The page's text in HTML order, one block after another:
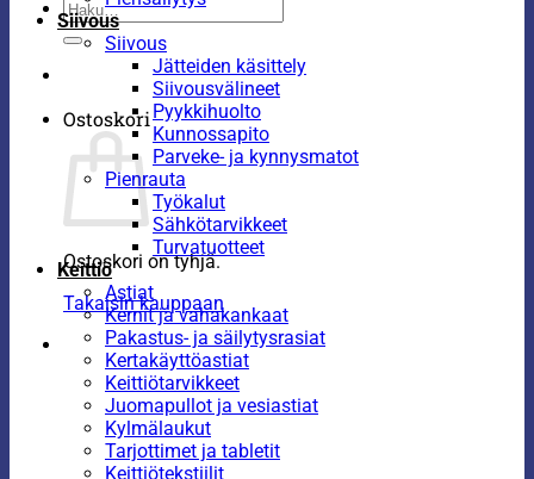
Etsi:
Ostoskori
Ostoskori on tyhjä.
Takaisin kauppaan
Siivous
Siivous
Jätteiden käsittely
Siivousvälineet
Pyykkihuolto
Kunnossapito
Parveke- ja kynnysmatot
Pienrauta
Työkalut
Sähkötarvikkeet
Turvatuotteet
Keittiö
Astiat
Kernit ja vahakankaat
Pakastus- ja säilytysrasiat
Kertakäyttöastiat
Keittiötarvikkeet
Juomapullot ja vesiastiat
Kylmälaukut
Tarjottimet ja tabletit
Keittiötekstiilit